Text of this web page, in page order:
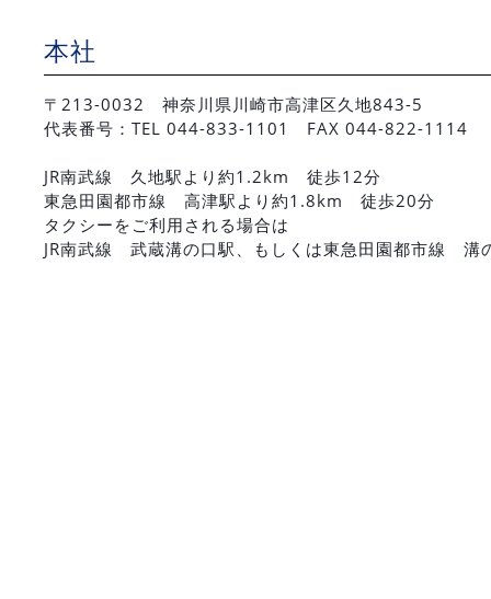
本社
〒213-0032 神奈川県川崎市高津区久地843-5
代表番号：TEL 044-833-1101 FAX 044-822-1114
JR南武線 久地駅より約1.2km 徒歩12分
東急田園都市線 高津駅より約1.8km 徒歩20分
タクシーをご利用される場合は
JR南武線 武蔵溝の口駅、もしくは東急田園都市線 溝